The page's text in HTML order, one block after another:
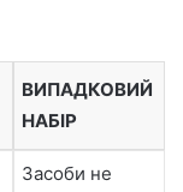
ВИПАДКОВИЙ
НАБІР
Засоби не